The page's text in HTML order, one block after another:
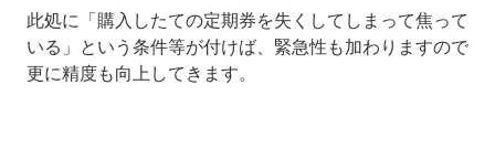
此処に「購入したての定期券を失くしてしまって焦って
いる」という条件等が付けば、緊急性も加わりますので
更に精度も向上してきます。